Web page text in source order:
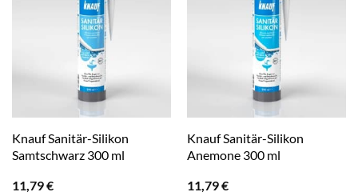
Knauf Sanitär-Silikon
Samtschwarz 300 ml
11,79€
Knauf Sanitär-Silikon
Anemone 300 ml
11,79€